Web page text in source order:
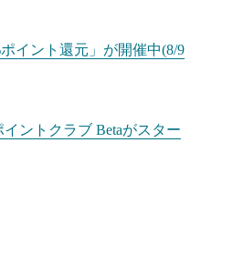
イント還元」が開催中(8/9
ントクラブ Betaがスター